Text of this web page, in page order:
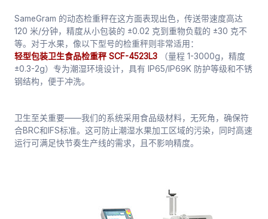
SameGram 的动态检重秤在这方面表现出色，传送带速度高达
120 米/分钟，精度从小包装的 ±0.02 克到重物负载的 ±30 克不
等。对于水果，像以下型号的检重秤则非常适用：
轻型包装卫生食品检重秤 SCF-4523L3 （量程 1-3000g，精度
±0.3-2g）专为潮湿环境设计，具有 IP65/IP69K 防护等级和不锈
钢结构，便于冲洗。
卫生至关重要——我们的系统采用食品级材料，无死角，确保符
合BRC和IFS标准。这可防止潮湿水果加工区域的污染，同时高速
运行可满足快节奏生产线的需求，且不影响精度。